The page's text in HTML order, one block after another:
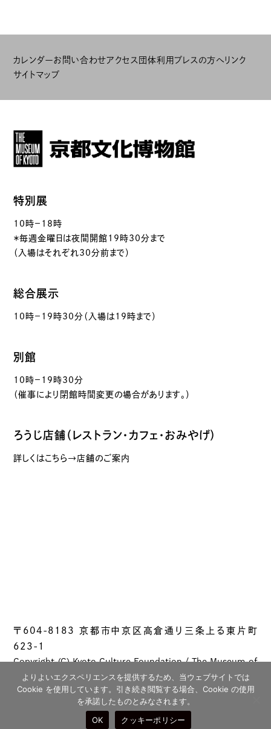
よりよいエクスペリエンスを提供するため、当ウェブサイトでは
Cookie を使用しています。引き続き閲覧する場合、Cookie の使用
を承諾したものとみなされます。
OK
クッキーポリシー
カレンダーお問い合わせアクセス 団体利用 プレスの方へリンク
サイトマップ
特別展
10時－18時
＊毎週金曜日は夜間開館19時30分まで
（入場はそれぞれ30分前まで）
総合展示
10時－19時30分（入場は19時まで）
別館
10時－19時30分
（催事により閉館時間変更の場合があります。）
ろうじ店舗（レストラン・カフェ・おみやげ）
詳しくはこちら→店舗のご案内
〒604-8183 京都市中京区高倉通り三条上る東片町
623-1
Copyright (C) Kyoto Culture Foundation / The Museum of
Kyoto All rights reserved.